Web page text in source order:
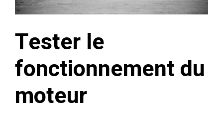
Tester le
fonctionnement du
moteur